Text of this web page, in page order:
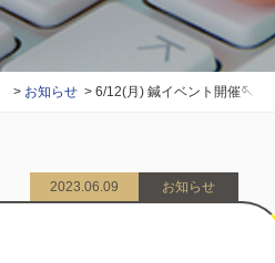
お知らせ 6/12(月) 鍼イベント開催🪡
2023.06.09 お知らせ